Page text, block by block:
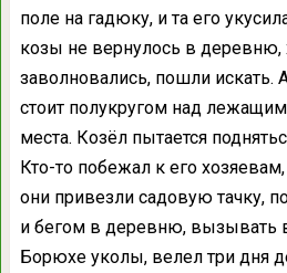
поле на гадюку, и та его
козы не вернулось в деревню,
заволновались, пошли искать.
стоит полукругом над
места. Козёл пытается
Кто-то побежал к его
они привезли садовую тачку,
и бегом в деревню, вызывать
Борюхе уколы, велел три дня